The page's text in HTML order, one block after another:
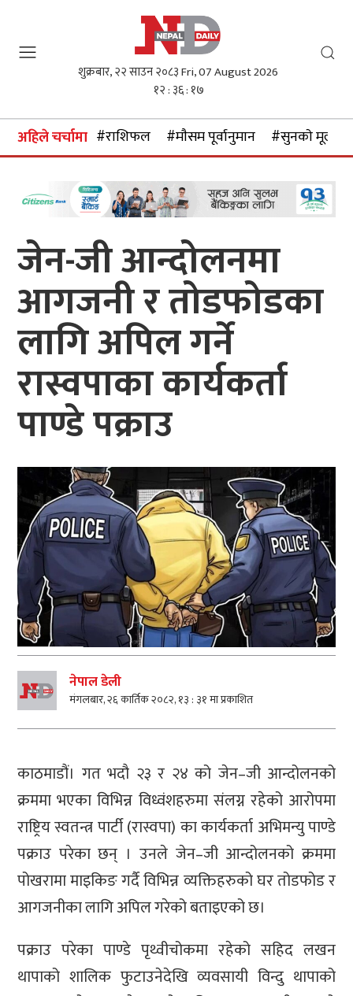
शुक्रबार, २२ साउन २०८३Fri, 07 August 2026
१२ : ३६ : १८
अहिले चर्चामा #राशिफल #माैसम पूर्वानुमान #सुनकाे मूल्य
जेन-जी आन्दोलनमा
आगजनी र तोडफोडका
लागि अपिल गर्ने
रास्वपाका कार्यकर्ता
पाण्डे पक्राउ
नेपाल डेली
मंगलबार, २६ कार्तिक २०८२, १३ : ३१ मा प्रकाशित
काठमाडौं। गत भदौ २३ र २४ को जेन–जी आन्दोलनको
क्रममा भएका विभिन्न विध्वंशहरुमा संलग्न रहेको आरोपमा
राष्ट्रिय स्वतन्त्र पार्टी (रास्वपा) का कार्यकर्ता अभिमन्यु पाण्डे
पक्राउ परेका छन् । उनले जेन–जी आन्दोलनको क्रममा
पोखरामा माइकिङ गर्दै विभिन्न व्यक्तिहरुको घर तोडफोड र
आगजनीका लागि अपिल गरेको बताइएको छ।
पक्राउ परेका पाण्डे पृथ्वीचोकमा रहेको सहिद लखन
थापाको शालिक फुटाउनेदेखि व्यवसायी विन्दु थापाको